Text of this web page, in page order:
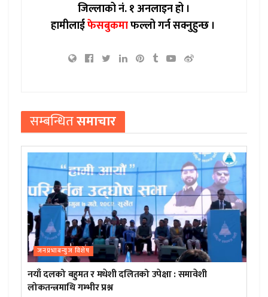
जिल्लाको नं. १ अनलाइन हो ।
हामीलाईफेसबुकमाफल्लो गर्न सक्नुहुन्छ ।
सम्बन्धितसमाचार
जनप्रभाबन्युज विशेष
नयाँ दलको बहुमत र मधेशी दलितको उपेक्षा : समावेशी
लोकतन्त्रमाथि गम्भीर प्रश्न